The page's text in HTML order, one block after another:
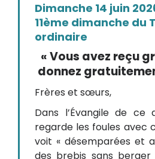
Dimanche 14 juin
11ème dimanche du
ordinaire
« Vous avez reçu
donnez
Frères et sœurs,
Dans l’Évangile de ce
regarde les foules avec
voit « désemparées et
des brebis sans